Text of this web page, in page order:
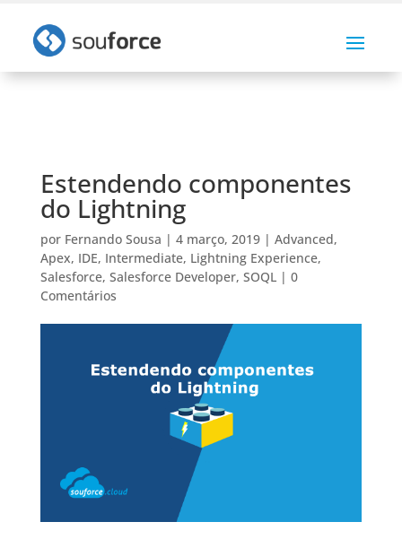
Estendendo componentes
do Lightning
por Fernando Sousa | 4 março, 2019| Advanced,
Apex, IDE, Intermediate, Lightning Experience,
Salesforce, Salesforce Developer, SOQL| 0
Comentários